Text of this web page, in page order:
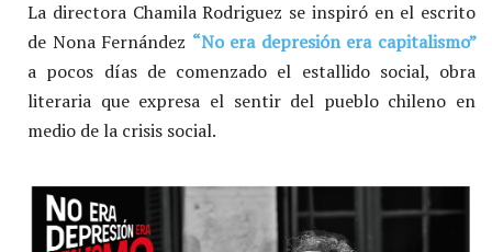
La directora Chamila Rodriguez se inspiró en el escrito
de Nona Fernández “No era depresión era capitalismo”
a pocos días de comenzado el estallido social, obra
literaria que expresa el sentir del pueblo chileno en
medio de la crisis social.